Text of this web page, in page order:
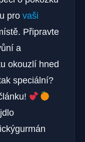
pro vaši
Připravte
a
okouzlí hned
speciální?